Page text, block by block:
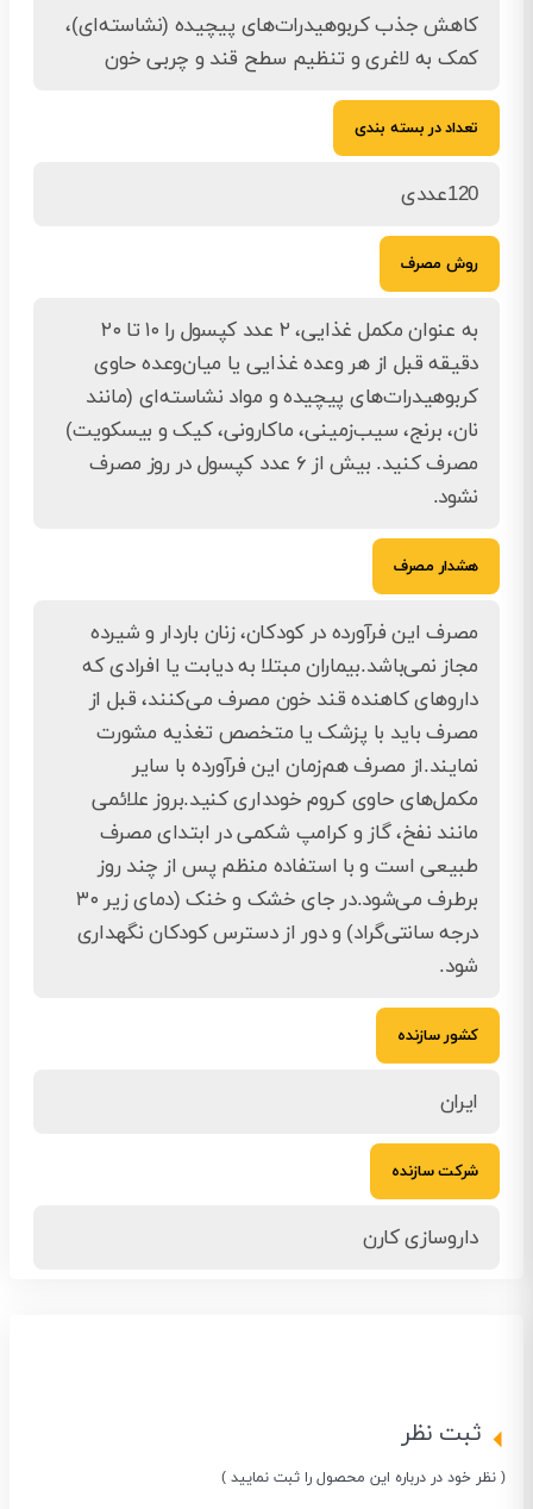
کاهش جذب کربوهیدرات‌های پیچیده (نشاسته‌ای)،
کمک به لاغری و تنظیم سطح قند و چربی خون
تعداد در بسته بندی
120عددی
روش مصرف
به عنوان مکمل غذایی، ۲ عدد کپسول را ۱۰ تا ۲۰
دقیقه قبل از هر وعده غذایی یا میان‌وعده حاوی
کربوهیدرات‌های پیچیده و مواد نشاسته‌ای (مانند
نان، برنج، سیب‌زمینی، ماکارونی، کیک و بیسکویت)
مصرف کنید. بیش از ۶ عدد کپسول در روز مصرف
نشود.
هشدار مصرف
مصرف این فرآورده در کودکان، زنان باردار و شیرده
مجاز نمی‌باشد.بیماران مبتلا به دیابت یا افرادی که
داروهای کاهنده قند خون مصرف می‌کنند، قبل از
مصرف باید با پزشک یا متخصص تغذیه مشورت
نمایند.از مصرف هم‌زمان این فرآورده با سایر
مکمل‌های حاوی کروم خودداری کنید.بروز علائمی
مانند نفخ، گاز و کرامپ شکمی در ابتدای مصرف
طبیعی است و با استفاده منظم پس از چند روز
برطرف می‌شود.در جای خشک و خنک (دمای زیر ۳۰
درجه سانتی‌گراد) و دور از دسترس کودکان نگهداری
شود.
کشور سازنده
ایران
شرکت سازنده
داروسازی کارن
ثبت نظر
( نظر خود در درباره این محصول را ثبت نمایید )